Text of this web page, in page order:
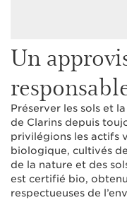
Un
Préserver les sols et
de Clarins depuis
privilégions les actifs
biologique, cultivés
de la nature et des
est certifié bio,
respectueuses de